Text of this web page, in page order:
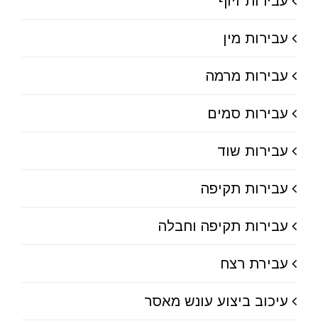
עבירות מין
עבירות מרמה
עבירות סמים
עבירות שוד
עבירות תקיפה
עבירות תקיפה וחבלה
עבירת רצח
עיכוב ביצוע עונש מאסר